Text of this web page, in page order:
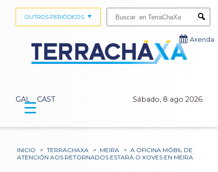
GAL CAST Sábado, 8 ago 2026
OUTROS PERIÓDICOS
Axenda
☰
INICIO > TERRACHAXA > MEIRA > A OFICINA MÓBIL DE
ATENCIÓN AOS RETORNADOS ESTARÁ O XOVES EN MEIRA